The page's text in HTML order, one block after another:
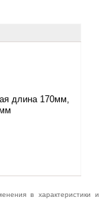
длина 170мм,
в характеристики и